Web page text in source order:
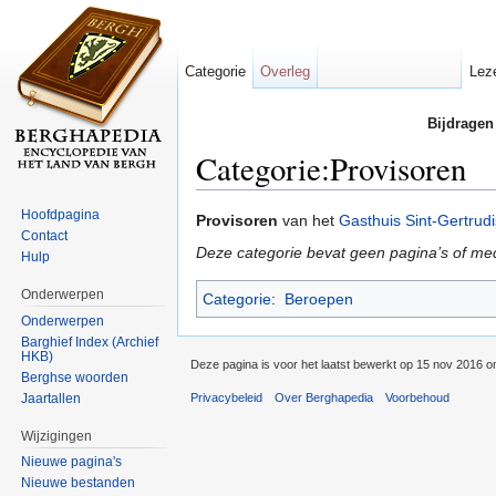
Categorie:Provisoren
Provisoren van het Gasthuis Sint-
Deze categorie bevat geen pagina’s of
Categorie: Beroepen
Categorie Overleg
Hoofdpagina
Contact
Hulp
Onderwerpen
Onderwerpen
Barghief Index (Archief
HKB)
Berghse woorden
Jaartallen
Wijzigingen
Nieuwe pagina's
Nieuwe bestanden
Deze pagina is voor het laatst bewerkt op 15 nov 2016
Privacybeleid Over Berghapedia Voorbehoud